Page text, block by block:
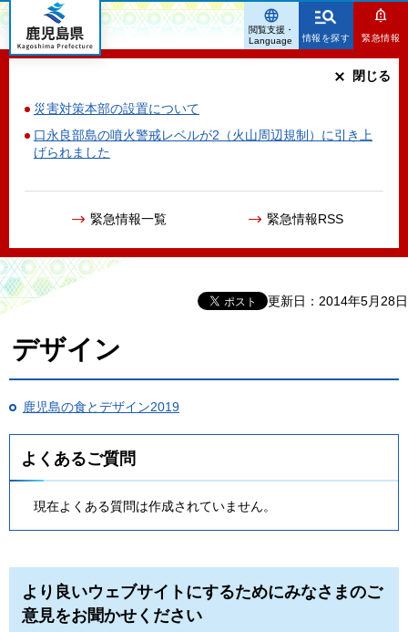
鹿児島県
情報を探す 緊急情報
災害対策本部の設置について
口永良部島の噴火警戒レベルが2（火山周辺規制）に引き上
げられました
緊急情報一覧 緊急情報RSS
閉じる
閲覧支援・
Language
更新日：2014年5月28日
デザイン
鹿児島の食とデザイン2019
よくあるご質問
現在よくある質問は作成されていません。
より良いウェブサイトにするためにみなさまのご
意見をお聞かせください